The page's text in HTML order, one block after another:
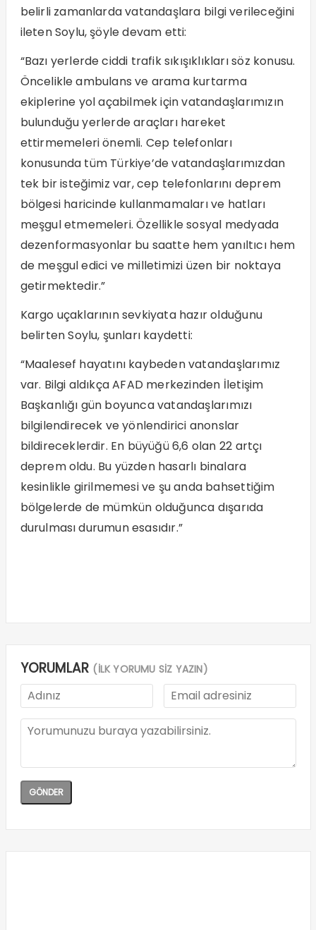
belirli zamanlarda vatandaşlara bilgi verileceğini
ileten Soylu, şöyle devam etti:
“Bazı yerlerde ciddi trafik sıkışıklıkları söz konusu.
Öncelikle ambulans ve arama kurtarma
ekiplerine yol açabilmek için vatandaşlarımızın
bulunduğu yerlerde araçları hareket
ettirmemeleri önemli. Cep telefonları
konusunda tüm Türkiye’de vatandaşlarımızdan
tek bir isteğimiz var, cep telefonlarını deprem
bölgesi haricinde kullanmamaları ve hatları
meşgul etmemeleri. Özellikle sosyal medyada
dezenformasyonlar bu saatte hem yanıltıcı hem
de meşgul edici ve milletimizi üzen bir noktaya
getirmektedir.”
Kargo uçaklarının sevkiyata hazır olduğunu
belirten Soylu, şunları kaydetti:
“Maalesef hayatını kaybeden vatandaşlarımız
var. Bilgi aldıkça AFAD merkezinden İletişim
Başkanlığı gün boyunca vatandaşlarımızı
bilgilendirecek ve yönlendirici anonslar
bildireceklerdir. En büyüğü 6,6 olan 22 artçı
deprem oldu. Bu yüzden hasarlı binalara
kesinlikle girilmemesi ve şu anda bahsettiğim
bölgelerde de mümkün olduğunca dışarıda
durulması durumun esasıdır.”
YORUMLAR (İLK YORUMU SİZ YAZIN)